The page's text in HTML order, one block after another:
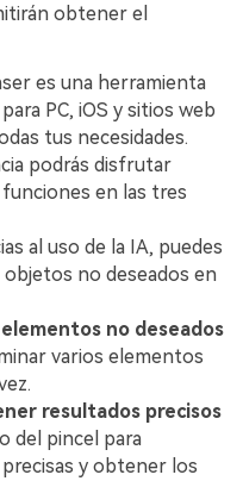
obtener el
es una herramienta
PC, iOS y sitios web
tus necesidades.
podrás disfrutar
en las tres
al uso de la IA, puedes
no deseados en
no deseados
varios elementos
resultados precisos
del pincel para
y obtener los